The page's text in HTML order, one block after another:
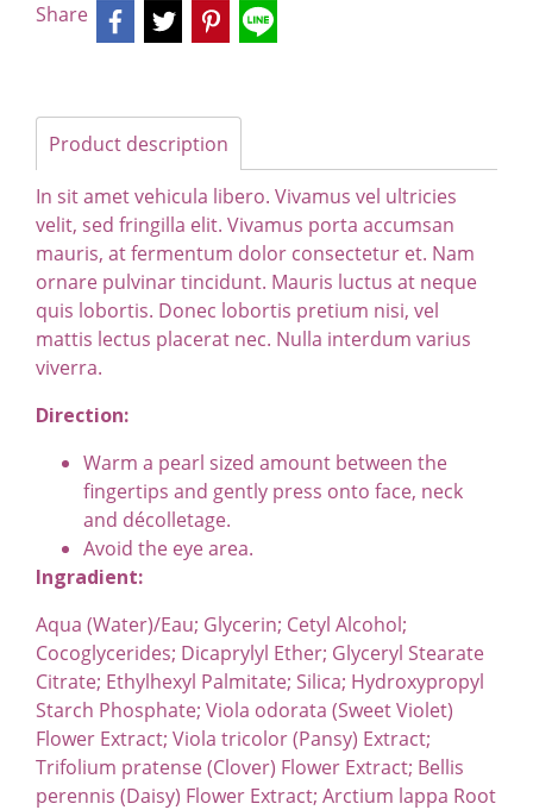
Share
Product description
In sit amet vehicula libero. Vivamus vel ultricies
velit, sed fringilla elit. Vivamus porta accumsan
mauris, at fermentum dolor consectetur et. Nam
ornare pulvinar tincidunt. Mauris luctus at neque
quis lobortis. Donec lobortis pretium nisi, vel
mattis lectus placerat nec. Nulla interdum varius
viverra.
Direction:
Warm a pearl sized amount between the
fingertips and gently press onto face, neck
and décolletage.
Avoid the eye area.
Ingradient:
Aqua (Water)/Eau; Glycerin; Cetyl Alcohol;
Cocoglycerides; Dicaprylyl Ether; Glyceryl Stearate
Citrate; Ethylhexyl Palmitate; Silica; Hydroxypropyl
Starch Phosphate; Viola odorata (Sweet Violet)
Flower Extract; Viola tricolor (Pansy) Extract;
Trifolium pratense (Clover) Flower Extract; Bellis
perennis (Daisy) Flower Extract; Arctium lappa Root